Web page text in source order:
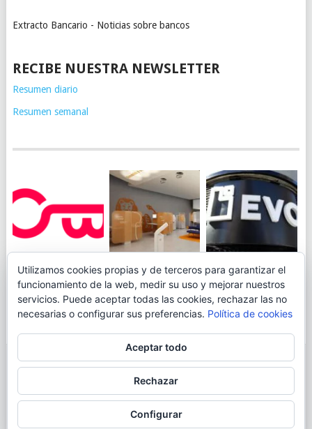
Extracto Bancario - Noticias sobre bancos
RECIBE NUESTRA NEWSLETTER
Resumen diario
Resumen semanal
JUEGA AL
CANICÓDROMO
DIGITAL DE
OPENBANK
ING TOCA SUELO EN
LA RENTABILIDAD
DE SU CUENTA
NARANJA: 0,01% TAE
EVO BANK
PERMITIRÁ
INGRESAR DINERO
DESDE LAS OFICINAS
© 2026BLOGAHORRO.
CONTACTA CON EL AUTOR
MAPA DE LA WEB
MÁS INFORMACIÓN SOBRE LAS COOKIES
Utilizamos cookies propias y de terceros para garantizar el
funcionamiento de la web, medir su uso y mejorar nuestros
servicios. Puede aceptar todas las cookies, rechazar las no
necesarias o configurar sus preferencias. Política de cookies
Aceptar todo
Rechazar
Configurar